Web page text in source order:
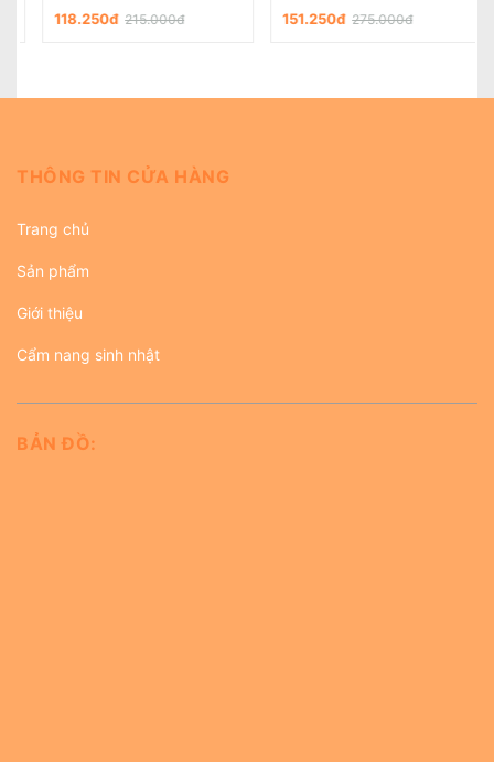
151.250đ275.000đ
239.250đ435.000đ
THÔNG TIN CỬA HÀNG
Trang chủ
Sản phẩm
Giới thiệu
Cẩm nang sinh nhật
BẢN ĐỒ: